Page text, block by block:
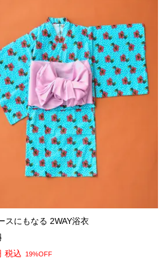
スにもなる 2WAY浴衣
税込 19%OFF